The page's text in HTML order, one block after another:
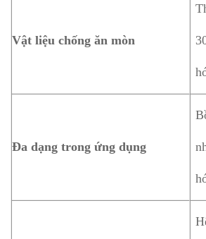
Vật liệu chống ăn mòn
Đa dạng trong ứng dụng